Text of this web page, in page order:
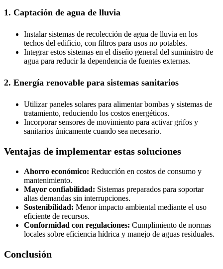
1. Captación de agua de lluvia
Instalar sistemas de recolección de agua de lluvia en los
techos del edificio, con filtros para usos no potables.
Integrar estos sistemas en el diseño general del suministro de
agua para reducir la dependencia de fuentes externas.
2. Energía renovable para sistemas sanitarios
Utilizar paneles solares para alimentar bombas y sistemas de
tratamiento, reduciendo los costos energéticos.
Incorporar sensores de movimiento para activar grifos y
sanitarios únicamente cuando sea necesario.
Ventajas de implementar estas soluciones
Ahorro económico: Reducción en costos de consumo y
mantenimiento.
Mayor confiabilidad: Sistemas preparados para soportar
altas demandas sin interrupciones.
Sostenibilidad: Menor impacto ambiental mediante el uso
eficiente de recursos.
Conformidad con regulaciones: Cumplimiento de normas
locales sobre eficiencia hídrica y manejo de aguas residuales.
Conclusión